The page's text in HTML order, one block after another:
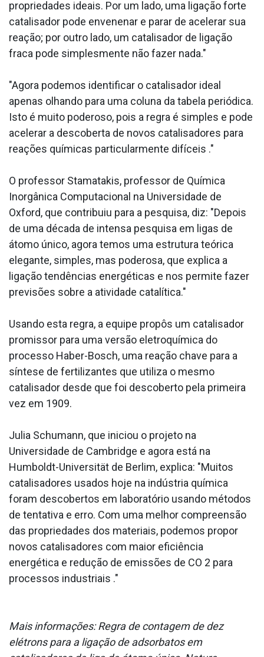
propriedades ideais. Por um lado, uma ligação forte
catalisador pode envenenar e parar de acelerar sua
reação; por outro lado, um catalisador de ligação
fraca pode simplesmente não fazer nada."
"Agora podemos identificar o catalisador ideal
apenas olhando para uma coluna da tabela periódica.
Isto é muito poderoso, pois a regra é simples e pode
acelerar a descoberta de novos catalisadores para
reações químicas particularmente difíceis ."
O professor Stamatakis, professor de Química
Inorgânica Computacional na Universidade de
Oxford, que contribuiu para a pesquisa, diz: "Depois
de uma década de intensa pesquisa em ligas de
átomo único, agora temos uma estrutura teórica
elegante, simples, mas poderosa, que explica a
ligação tendências energéticas e nos permite fazer
previsões sobre a atividade catalítica."
Usando esta regra, a equipe propôs um catalisador
promissor para uma versão eletroquímica do
processo Haber-Bosch, uma reação chave para a
síntese de fertilizantes que utiliza o mesmo
catalisador desde que foi descoberto pela primeira
vez em 1909.
Julia Schumann, que iniciou o projeto na
Universidade de Cambridge e agora está na
Humboldt-Universität de Berlim, explica: "Muitos
catalisadores usados hoje na indústria química
foram descobertos em laboratório usando métodos
de tentativa e erro. Com uma melhor compreensão
das propriedades dos materiais, podemos propor
novos catalisadores com maior eficiência
energética e redução de emissões de CO 2 para
processos industriais ."
Mais informações: Regra de contagem de dez
elétrons para a ligação de adsorbatos em